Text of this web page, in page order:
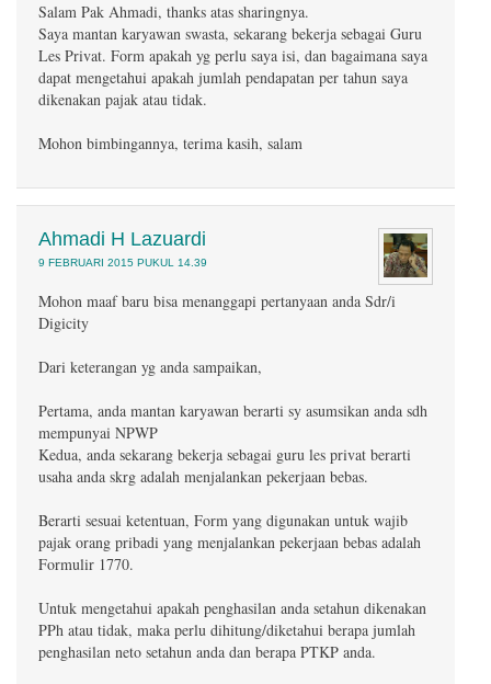
Salam Pak Ahmadi, thanks atas sharingnya.
Saya mantan karyawan swasta, sekarang bekerja sebagai Guru
Les Privat. Form apakah yg perlu saya isi, dan bagaimana saya
dapat mengetahui apakah jumlah pendapatan per tahun saya
dikenakan pajak atau tidak.
Mohon bimbingannya, terima kasih, salam
Ahmadi H Lazuardi
9 FEBRUARI 2015 PUKUL 14.39
Mohon maaf baru bisa menanggapi pertanyaan anda Sdr/i
Digicity
Dari keterangan yg anda sampaikan,
Pertama, anda mantan karyawan berarti sy asumsikan anda sdh
mempunyai NPWP
Kedua, anda sekarang bekerja sebagai guru les privat berarti
usaha anda skrg adalah menjalankan pekerjaan bebas.
Berarti sesuai ketentuan, Form yang digunakan untuk wajib
pajak orang pribadi yang menjalankan pekerjaan bebas adalah
Formulir 1770.
Untuk mengetahui apakah penghasilan anda setahun dikenakan
PPh atau tidak, maka perlu dihitung/diketahui berapa jumlah
penghasilan neto setahun anda dan berapa PTKP anda.